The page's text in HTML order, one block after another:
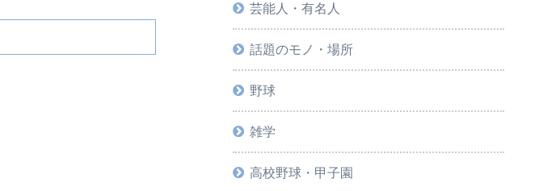
芸能人・有名人
話題のモノ・場所
野球
雑学
高校野球・甲子園